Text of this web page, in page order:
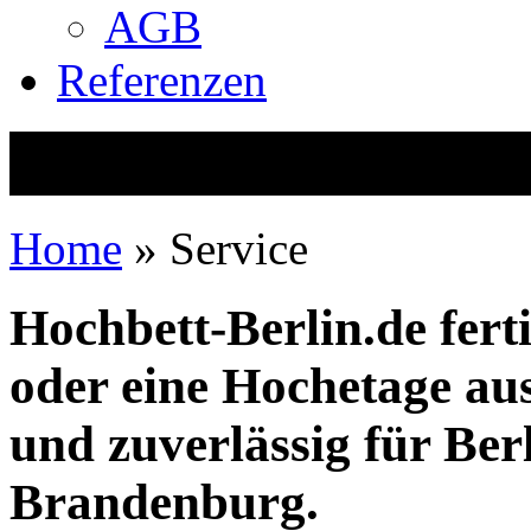
AGB
Referenzen
Home » Service
Hochbett-Berlin.de
oder eine Hochetage
und zuverlässig für
Brandenburg.